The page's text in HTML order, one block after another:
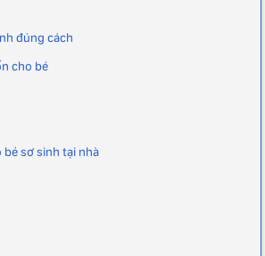
đúng cách
cho bé
bé sơ sinh tại nhà